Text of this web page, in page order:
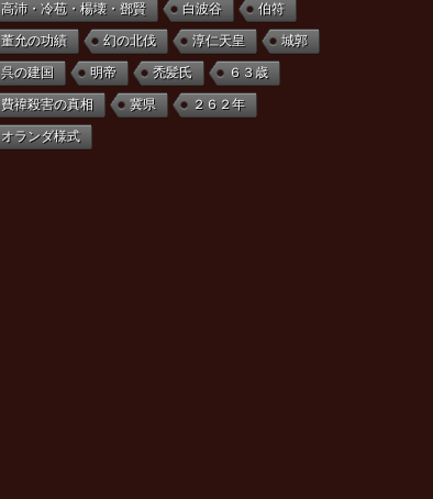
高沛・冷苞・楊壊・鄧賢 白波谷 伯符
董允の功績 幻の北伐 淳仁天皇 城郭
呉の建国 明帝 禿髪氏 ６３歳
費禕殺害の真相 冀県 ２６２年
オランダ様式